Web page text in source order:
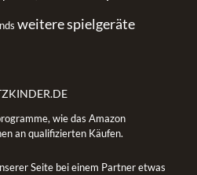
weitere spielgeräte
wie das Amazon
an qualifizierten Käufen.
Seite bei einem Partner etwas